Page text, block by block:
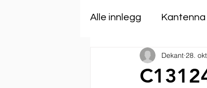
Alle innlegg Kantenna
RosenbergerDekant 28.